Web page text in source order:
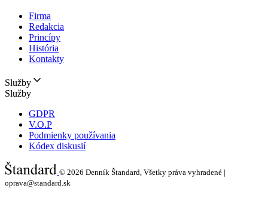
Firma
Redakcia
Princípy
História
Kontakty
Služby
Služby
GDPR
V.O.P
Podmienky používania
Kódex diskusií
© 2026 Denník Štandard, Všetky práva vyhradené |
oprava@standard.sk